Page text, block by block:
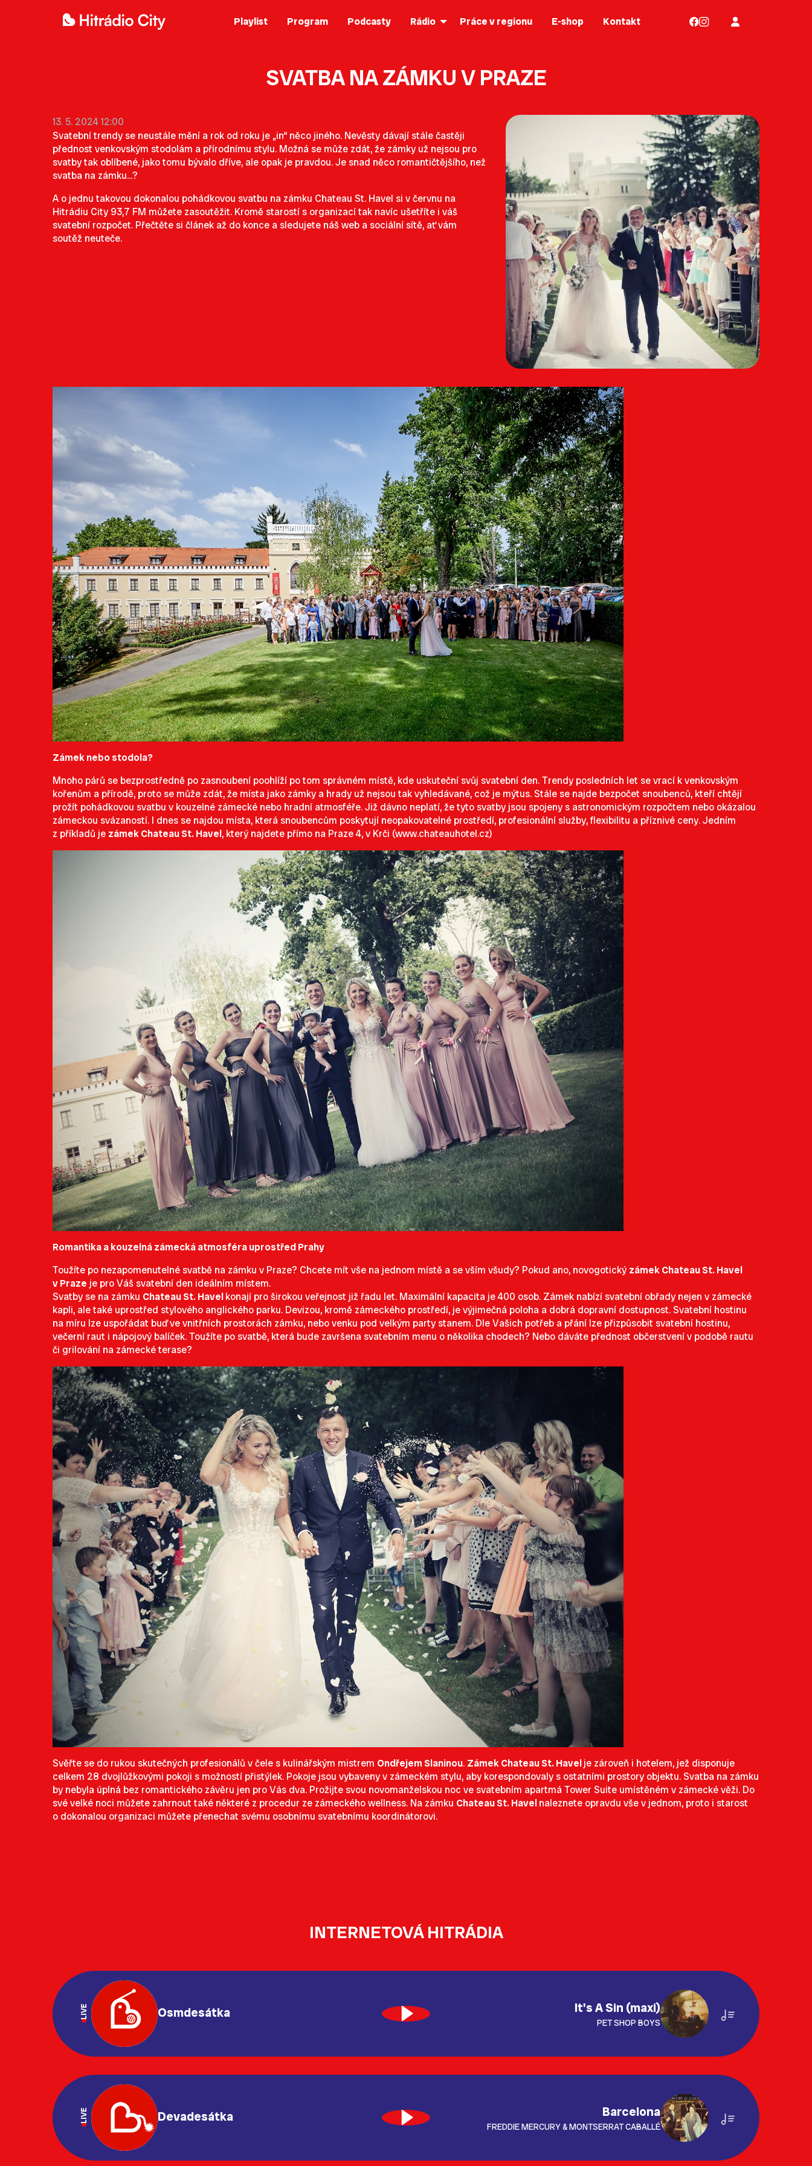
Playlist Program Podcasty Rádio Práce v regionu E-shop Kontakt
SVATBA NA ZÁMKU V PRAZE
13. 5. 2024 12:00
Svatební trendy se neustále mění a rok od roku je „in“ něco jiného. Nevěsty dávají stále častěji
přednost venkovským stodolám a přírodnímu stylu. Možná se může zdát, že zámky už nejsou pro
svatby tak oblíbené, jako tomu bývalo dříve, ale opak je pravdou. Je snad něco romantičtějšího, než
svatba na zámku...?
A o jednu takovou dokonalou pohádkovou svatbu na zámku Chateau St. Havel si v červnu na
Hitrádiu City 93,7 FM můžete zasoutěžit. Kromě starostí s organizací tak navíc ušetříte i váš
svatební rozpočet. Přečtěte si článek až do konce a sledujete náš web a sociální sítě, ať vám
soutěž neuteče.
Zámek nebo stodola?
Mnoho párů se bezprostředně po zasnoubení poohlíží po tom správném místě, kde uskuteční svůj svatební den. Trendy posledních let se vrací k venkovským
kořenům a přírodě, proto se může zdát, že místa jako zámky a hrady už nejsou tak vyhledávané, což je mýtus. Stále se najde bezpočet snoubenců, kteří chtějí
prožít pohádkovou svatbu v kouzelné zámecké nebo hradní atmosféře. Již dávno neplatí, že tyto svatby jsou spojeny s astronomickým rozpočtem nebo okázalou
zámeckou svázaností. I dnes se najdou místa, která snoubencům poskytují neopakovatelné prostředí, profesionální služby, flexibilitu a příznivé ceny. Jedním
z příkladů je zámek Chateau St. Havel, který najdete přímo na Praze 4, v Krči (www.chateauhotel.cz)
Romantika a kouzelná zámecká atmosféra uprostřed Prahy
Toužíte po nezapomenutelné svatbě na zámku v Praze? Chcete mít vše na jednom místě a se vším všudy? Pokud ano, novogotický zámek Chateau St. Havel
v Praze je pro Váš svatební den ideálním místem.
Svatby se na zámku Chateau St. Havelkonají pro širokou veřejnost již řadu let. Maximální kapacita je 400 osob. Zámek nabízí svatební obřady nejen v zámecké
kapli, ale také uprostřed stylového anglického parku. Devizou, kromě zámeckého prostředí, je výjimečná poloha a dobrá dopravní dostupnost. Svatební hostinu
na míru lze uspořádat buď ve vnitřních prostorách zámku, nebo venku pod velkým party stanem. Dle Vašich potřeb a přání lze přizpůsobit svatební hostinu,
večerní raut i nápojový balíček. Toužíte po svatbě, která bude završena svatebním menu o několika chodech? Nebo dáváte přednost občerstvení v podobě rautu
či grilování na zámecké terase?
Svěřte se do rukou skutečných profesionálů v čele s kulinářským mistrem Ondřejem Slaninou. Zámek Chateau St. Havelje zároveň i hotelem, jež disponuje
celkem 28 dvojlůžkovými pokoji s možností přistýlek. Pokoje jsou vybaveny v zámeckém stylu, aby korespondovaly s ostatními prostory objektu. Svatba na zámku
by nebyla úplná bez romantického závěru jen pro Vás dva. Prožijte svou novomanželskou noc ve svatebním apartmá Tower Suite umístěném v zámecké věži. Do
své velké noci můžete zahrnout také některé z procedur ze zámeckého wellness. Na zámku Chateau St. Havelnaleznete opravdu vše v jednom, proto i starost
o dokonalou organizaci můžete přenechat svému osobnímu svatebnímu koordinátorovi.
INTERNETOVÁ HITRÁDIA
LIVE Osmdesátka It's A Sin (maxi)
PET SHOP BOYS
LIVE Devadesátka Barcelona
FREDDIE MERCURY & MONTSERRAT CABALLÉ